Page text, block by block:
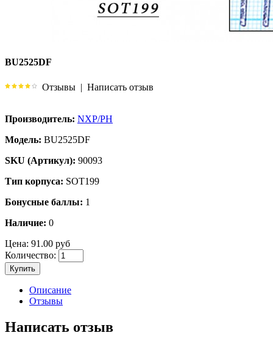
BU2525DF
Отзывы | Написать отзыв
Производитель: NXP/PH
Модель: BU2525DF
SKU (Артикул): 90093
Тип корпуса: SOT199
Бонусные баллы: 1
Наличие: 0
Цена: 91.00 руб
Количество:
Купить
Описание
Отзывы
Написать отзыв